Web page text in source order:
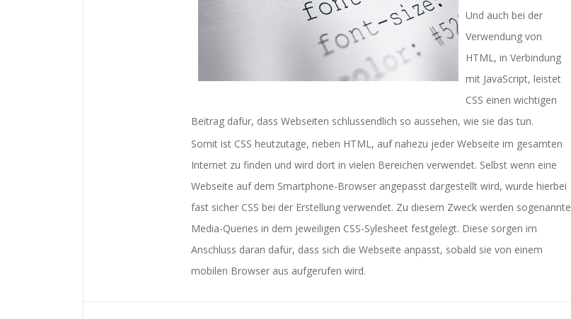
Und auch bei der
Verwendung von
HTML, in Verbindung
mit JavaScript, leistet
CSS einen wichtigen
Beitrag dafür, dass Webseiten schlussendlich so aussehen, wie sie das tun.
Somit ist CSS heutzutage, neben HTML, auf nahezu jeder Webseite im gesamten
Internet zu finden und wird dort in vielen Bereichen verwendet. Selbst wenn eine
Webseite auf dem Smartphone-Browser angepasst dargestellt wird, wurde hierbei
fast sicher CSS bei der Erstellung verwendet. Zu diesem Zweck werden sogenannte
Media-Queries in dem jeweiligen CSS-Sylesheet festgelegt. Diese sorgen im
Anschluss daran dafür, dass sich die Webseite anpasst, sobald sie von einem
mobilen Browser aus aufgerufen wird.